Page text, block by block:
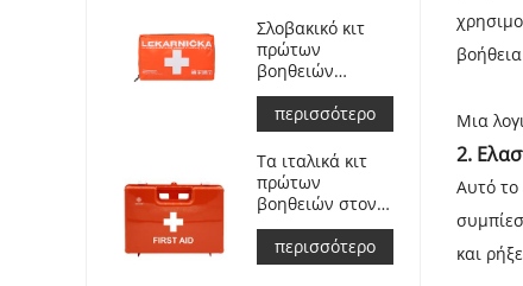
Μια
2.
Αυτό
και
Σλοβακικό κιτ
πρώτων
βοηθειών
αυτοκινήτου
Συναντώ
Μιζούρι ΣΑ
č.143/2009
περισσότερο
Τα ιταλικά κιτ
πρώτων
βοηθειών στον
χώρο εργασίας
πληρούν το DM
388 del
περισσότερο